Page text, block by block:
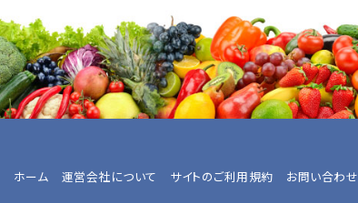
ホーム 運営会社について サイトのご利用規約 お問い合わせ